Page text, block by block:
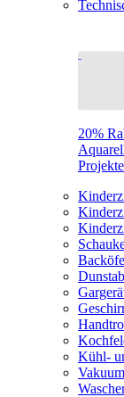
20%
Projekte
Kühl-